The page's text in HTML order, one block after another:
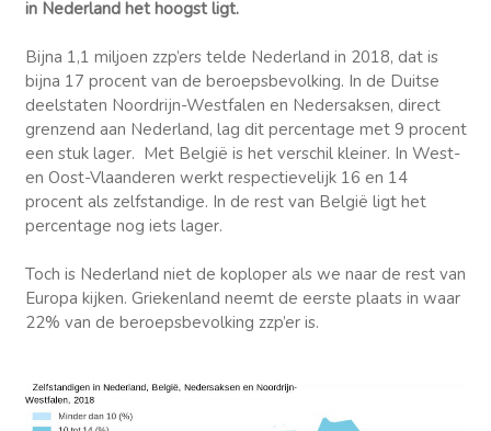
in Nederland het hoogst ligt.
Bijna 1,1 miljoen zzp’ers telde Nederland in 2018, dat is
bijna 17 procent van de beroepsbevolking. In de Duitse
deelstaten Noordrijn-Westfalen en Nedersaksen, direct
grenzend aan Nederland, lag dit percentage met 9 procent
een stuk lager. Met België is het verschil kleiner. In West-
en Oost-Vlaanderen werkt respectievelijk 16 en 14
procent als zelfstandige. In de rest van België ligt het
percentage nog iets lager.
Toch is Nederland niet de koploper als we naar de rest van
Europa kijken. Griekenland neemt de eerste plaats in waar
22% van de beroepsbevolking zzp’er is.